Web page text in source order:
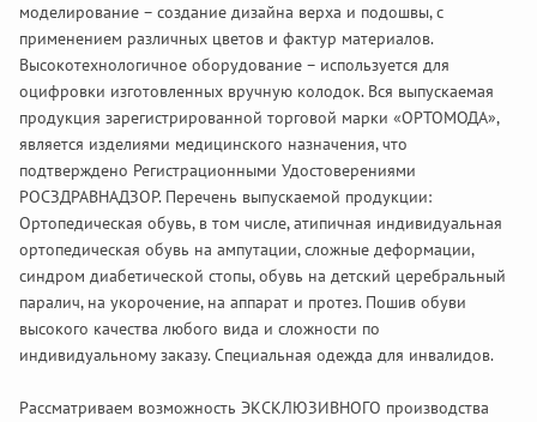
моделирование – создание дизайна верха и подошвы, с
применением различных цветов и фактур материалов.
Высокотехнологичное оборудование – используется для
оцифровки изготовленных вручную колодок. Вся выпускаемая
продукция зарегистрированной торговой марки «ОРТОМОДА»,
является изделиями медицинского назначения, что
подтверждено Регистрационными Удостоверениями
РОСЗДРАВНАДЗОР. Перечень выпускаемой продукции:
Ортопедическая обувь, в том числе, атипичная индивидуальная
ортопедическая обувь на ампутации, сложные деформации,
синдром диабетической стопы, обувь на детский церебральный
паралич, на укорочение, на аппарат и протез. Пошив обуви
высокого качества любого вида и сложности по
индивидуальному заказу. Специальная одежда для инвалидов.
Рассматриваем возможность ЭКСКЛЮЗИВНОГО производства